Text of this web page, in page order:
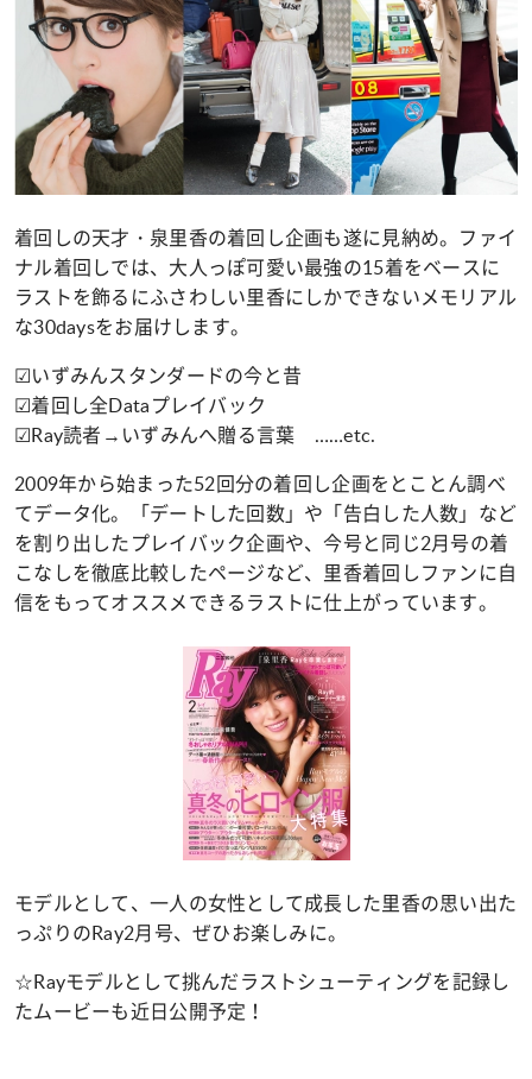
着回しの天才・泉里香の着回し企画も遂に見納め。ファイ
ナル着回しでは、大人っぽ可愛い最強の15着をベースに
ラストを飾るにふさわしい里香にしかできないメモリアル
な30daysをお届けします。
☑いずみんスタンダードの今と昔
☑着回し全Dataプレイバック
☑Ray読者→いずみんへ贈る言葉 ……etc.
2009年から始まった52回分の着回し企画をとことん調べ
てデータ化。「デートした回数」や「告白した人数」など
を割り出したプレイバック企画や、今号と同じ2月号の着
こなしを徹底比較したページなど、里香着回しファンに自
信をもってオススメできるラストに仕上がっています。
モデルとして、一人の女性として成長した里香の思い出た
っぷりのRay2月号、ぜひお楽しみに。
☆Rayモデルとして挑んだラストシューティングを記録し
たムービーも近日公開予定！